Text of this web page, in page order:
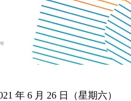
年 6 月 26 日（星期六）